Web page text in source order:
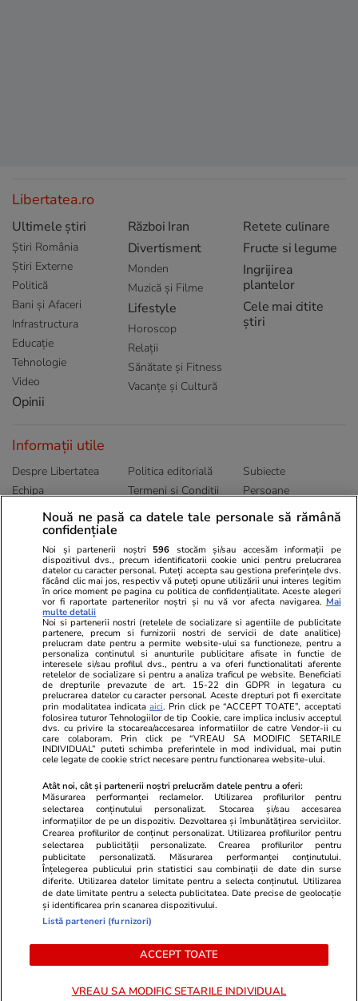
Libertatea.ro
Ultimele știri
Știri România
Știri Externe
Politică
Bani și Afaceri
Infrastructura
Educație
Tehnologie
Video
Opinii
Război Iran
Divertisment
Monden
Muzică și Filme
Lifestyle
Horoscop
Relații
Sănătate și Fitness
Vacanțe și Cultură
Retete culinare
Fructe si legume
Ingrijirea
plantelor
Cele mai citite
știri
Informații utile
Despre Libertatea
Echipa
Publicitate
Politica de
Politica editorială
Termeni și Conditii
Abonamente
Subiecte
Persoane
Sitemap
Ringier România
Libertatea pentru
Unica.ro
Program TV
Avantaje
ELLE
Gazeta Sporturilor
Stiri mondene
Calculator sarcina
Ajută Copiii
Locuri de muncă
Imobiliare.ro
Jobradar24
Imoradar24
Colecții Libertatea
Pariază responsabil! Decizia ONJN nr. 821/25.09.2025.
Jocurile de noroc sunt interzise minorilor.
© 2026 Ringier Romania. Toate drepturile rezervate
Actualizare preferințe cookies
Nouă ne pasă ca datele tale personale să rămână
confidențiale
Noi și partenerii noștri 596 stocăm și/sau accesăm informații pe
dispozitivul dvs., precum identificatorii cookie unici pentru prelucrarea
datelor cu caracter personal. Puteți accepta sau gestiona preferințele dvs.
făcând clic mai jos, respectiv vă puteți opune utilizării unui interes legitim
în orice moment pe pagina cu politica de confidențialitate. Aceste alegeri
vor fi raportate partenerilor noștri și nu vă vor afecta navigarea. Mai
multe detalii
Noi si partenerii nostri (retelele de socializare si agentiile de publicitate
partenere, precum si furnizorii nostri de servicii de date analitice)
prelucram date pentru a permite website-ului sa functioneze, pentru a
personaliza continutul si anunturile publicitare afisate in functie de
interesele si/sau profilul dvs., pentru a va oferi functionalitati aferente
retelelor de socializare si pentru a analiza traficul pe website. Beneficiati
de drepturile prevazute de art. 15-22 din GDPR in legatura cu
prelucrarea datelor cu caracter personal. Aceste drepturi pot fi exercitate
prin modalitatea indicataaici. Prin click pe “ACCEPT TOATE”, acceptati
folosirea tuturor Tehnologiilor de tip Cookie, care implica inclusiv acceptul
dvs. cu privire la stocarea/accesarea informatiilor de catre Vendor-ii cu
care colaboram. Prin click pe “VREAU SA MODIFIC SETARILE
INDIVIDUAL” puteti schimba preferintele in mod individual, mai putin
cele legate de cookie strict necesare pentru functionarea website-ului.
Atât noi, cât și partenerii noștri prelucrăm datele pentru a oferi:
Măsurarea performanței reclamelor. Utilizarea profilurilor pentru
selectarea conținutului personalizat. Stocarea și/sau accesarea
informațiilor de pe un dispozitiv. Dezvoltarea și îmbunătățirea serviciilor.
Crearea profilurilor de conținut personalizat. Utilizarea profilurilor pentru
selectarea publicității personalizate. Crearea profilurilor pentru
publicitate personalizată. Măsurarea performanței conținutului.
Înțelegerea publicului prin statistici sau combinații de date din surse
diferite. Utilizarea datelor limitate pentru a selecta conținutul. Utilizarea
de date limitate pentru a selecta publicitatea. Date precise de geolocație
și identificarea prin scanarea dispozitivului.
Listă parteneri (furnizori)
ACCEPT TOATE
VREAU SA MODIFIC SETARILE INDIVIDUAL